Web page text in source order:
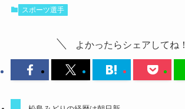
スポーツ選手
よかったらシェアしてね！